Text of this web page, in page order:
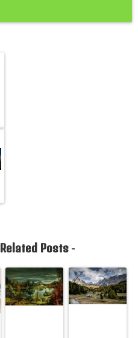
Related Posts-